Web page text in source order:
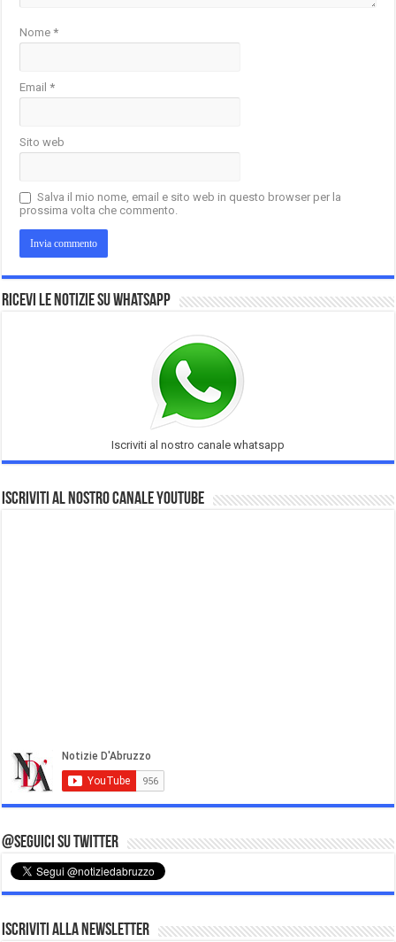
Nome*
Email*
Sito web
Salva il mio nome, email e sito web in questo browser per la
prossima volta che commento.
Ricevi le notizie su Whatsapp
Iscriviti al nostro canale whatsapp
Iscriviti al nostro Canale Youtube
@Seguici su Twitter
Iscriviti alla Newsletter